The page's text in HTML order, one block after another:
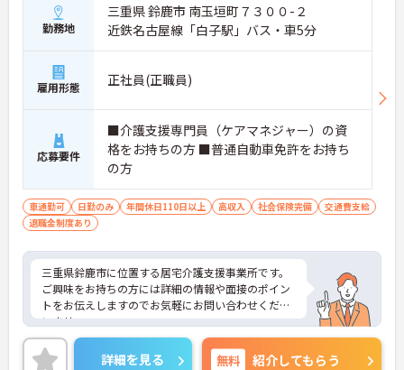
勤務地
三重県 鈴鹿市 南玉垣町７３００-２
近鉄名古屋線「白子駅」バス・車5分
雇用形態 正社員(正職員)
応募要件
■介護支援専門員（ケアマネジャー）の資
格をお持ちの方 ■普通自動車免許をお持ち
の方
車通勤可 日勤のみ 年間休日110日以上 高収入 社会保険完備
交通費支給
退職金制度あり
三重県鈴鹿市に位置する居宅介護支援事業所です。
ご興味をお持ちの方には詳細の情報や面接のポイン
トをお伝えしますのでお気軽にお問い合わせくださ
いませ。
詳細を見る 無料 紹介してもらう